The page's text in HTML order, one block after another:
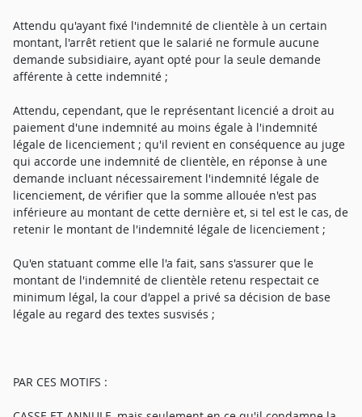
Attendu qu'ayant fixé l'indemnité de clientèle à un certain
montant, l'arrêt retient que le salarié ne formule aucune
demande subsidiaire, ayant opté pour la seule demande
afférente à cette indemnité ;
Attendu, cependant, que le représentant licencié a droit au
paiement d'une indemnité au moins égale à l'indemnité
légale de licenciement ; qu'il revient en conséquence au juge
qui accorde une indemnité de clientèle, en réponse à une
demande incluant nécessairement l'indemnité légale de
licenciement, de vérifier que la somme allouée n'est pas
inférieure au montant de cette dernière et, si tel est le cas, de
retenir le montant de l'indemnité légale de licenciement ;
Qu'en statuant comme elle l'a fait, sans s'assurer que le
montant de l'indemnité de clientèle retenu respectait ce
minimum légal, la cour d'appel a privé sa décision de base
légale au regard des textes susvisés ;
PAR CES MOTIFS :